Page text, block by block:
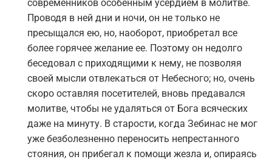
современников особенным усердием в молитве.
Проводя в ней дни и ночи, он не только не
пресыщался ею, но, наоборот, приобретал все
более горячее желание ее. Поэтому он недолго
беседовал с приходящими к нему, не позволяя
своей мысли отвлекаться от Небесного; но, очень
скоро оставляя посетителей, вновь предавался
молитве, чтобы не удаляться от Бога всяческих
даже на минуту. В старости, когда Зебинас не мог
уже безболезненно переносить непрестанного
стояния, он прибегал к помощи жезла и, опираясь